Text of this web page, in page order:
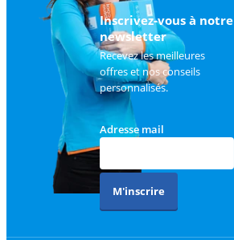
client.
Inscrivez-vous à notre
newsletter
Recevez les meilleures
offres et nos conseils
personnalisés.
Adresse mail
M'inscrire